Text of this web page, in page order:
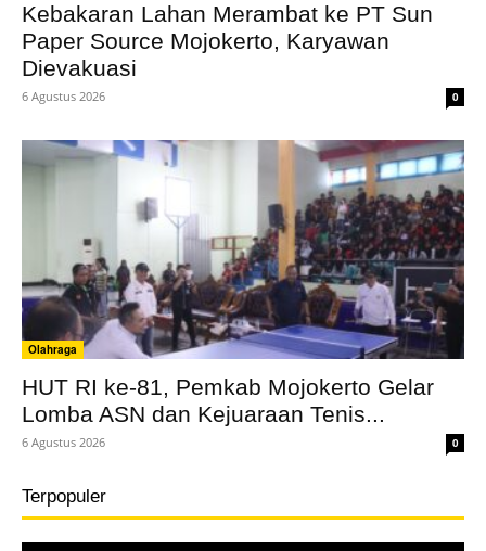
Kebakaran Lahan Merambat ke PT Sun
Paper Source Mojokerto, Karyawan
Dievakuasi
6 Agustus 2026 0
Olahraga
HUT RI ke-81, Pemkab Mojokerto Gelar
Lomba ASN dan Kejuaraan Tenis...
6 Agustus 2026 0
Terpopuler